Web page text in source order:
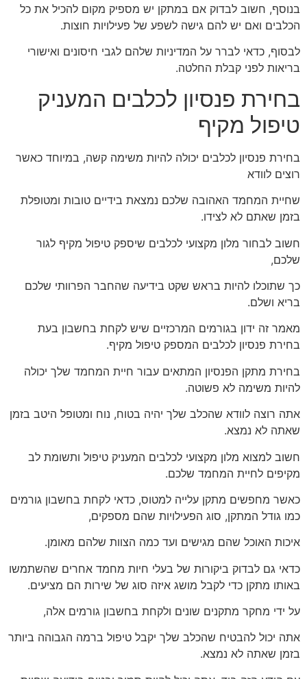
בנוסף, חשוב לבדוק אם במתקן יש מספיק מקום להכיל את כל
הכלבים ואם יש להם גישה לשפע של פעילויות חוצות.
לבסוף, כדאי לברר על המדיניות שלהם לגבי חיסונים ואישורי
בריאות לפני קבלת החלטה.
בחירת פנסיון לכלבים המעניק
טיפול מקיף
בחירת פנסיון לכלבים יכולה להיות משימה קשה, במיוחד כאשר
רוצים לוודא
שחיית המחמד האהובה שלכם נמצאת בידיים טובות ומטופלת
בזמן שאתם לא לצידו.
חשוב לבחור מלון מקצועי לכלבים שיספק טיפול מקיף לגור
שלכם,
כך שתוכלו להיות בראש שקט בידיעה שהחבר הפרוותי שלכם
בריא ושלם.
מאמר זה ידון בגורמים המרכזיים שיש לקחת בחשבון בעת
בחירת פנסיון לכלבים המספק טיפול מקיף.
בחירת מתקן הפנסיון המתאים עבור חיית המחמד שלך יכולה
להיות משימה לא פשוטה.
אתה רוצה לוודא שהכלב שלך יהיה בטוח, נוח ומטופל היטב בזמן
שאתה לא נמצא.
חשוב למצוא מלון מקצועי לכלבים המעניק טיפול ותשומת לב
מקיפים לחיית המחמד שלכם.
כאשר מחפשים מתקן עלייה למטוס, כדאי לקחת בחשבון גורמים
כמו גודל המתקן, סוג הפעילויות שהם מספקים,
איכות האוכל שהם מגישים ועד כמה הצוות שלהם מאומן.
כדאי גם לבדוק ביקורות של בעלי חיות מחמד אחרים שהשתמשו
באותו מתקן כדי לקבל מושג איזה סוג של שירות הם מציעים.
על ידי מחקר מתקנים שונים ולקחת בחשבון גורמים אלה,
אתה יכול להבטיח שהכלב שלך יקבל טיפול ברמה הגבוהה ביותר
בזמן שאתה לא נמצא.